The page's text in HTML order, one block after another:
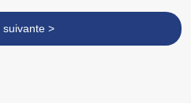
suivante >